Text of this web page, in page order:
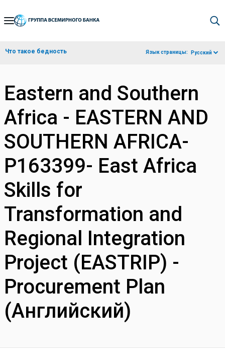
Skip
Navigation
Что такое бедность Язык страницы: Русский
Eastern and Southern
Africa - EASTERN AND
SOUTHERN AFRICA-
P163399- East Africa
Skills for
Transformation and
Regional Integration
Project (EASTRIP) -
Procurement Plan
(Английский)